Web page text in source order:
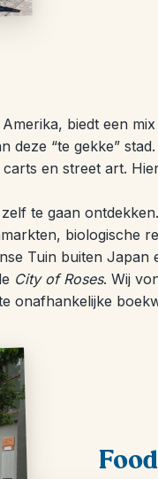
biedt een
deze “te gekke”
en street art.
te gaan
biologische
Tuin buiten Japan
City of Roses. Wij
onafhankelijke